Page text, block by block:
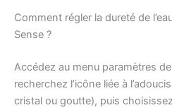
Comment régler la dureté de
Sense ?
Accédez au menu paramètres
recherchez l’icône liée à
cristal ou goutte), puis